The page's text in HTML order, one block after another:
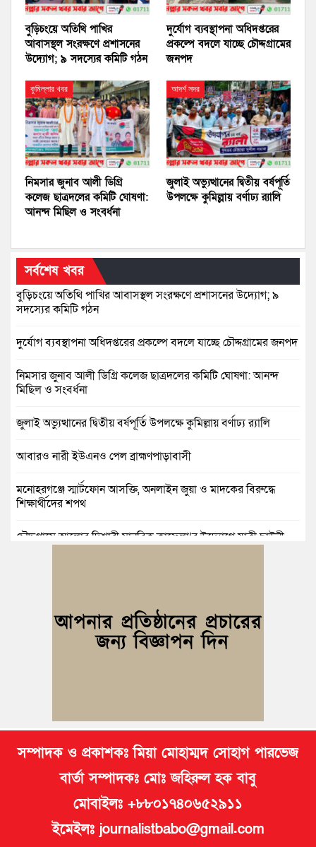
বুড়িচংয়ে অতিথি পাখির
আবাসস্থল সংরক্ষণে প্রশাসনের
উদ্যোগ; ৯ সদস্যের কমিটি গঠন
দুর্যোগ ব্যবস্থাপনা অধিদপ্তরের
প্রকল্পে বদলে যাচ্ছে চৌদ্দগ্রামের
জনপদ
কুমিল্লার খবর
নিমসার জুনাব আলী ডিগ্রি
কলেজ ছাত্রদলের কমিটি ঘোষণা:
আনন্দ মিছিল ও সংবর্ধনা
আদর্শ সদর
জুলাই অভ্যুত্থানের দ্বিতীয় বর্ষপূর্তি
উপলক্ষে কুমিল্লায় বর্ণাঢ্য র‍্যালি
সর্বশেষ খবর
বুড়িচংয়ে অতিথি পাখির আবাসস্থল সংরক্ষণে প্রশাসনের উদ্যোগ; ৯
সদস্যের কমিটি গঠন
দুর্যোগ ব্যবস্থাপনা অধিদপ্তরের প্রকল্পে বদলে যাচ্ছে চৌদ্দগ্রামের জনপদ
নিমসার জুনাব আলী ডিগ্রি কলেজ ছাত্রদলের কমিটি ঘোষণা: আনন্দ
মিছিল ও সংবর্ধনা
জুলাই অভ্যুত্থানের দ্বিতীয় বর্ষপূর্তি উপলক্ষে কুমিল্লায় বর্ণাঢ্য র‍্যালি
আবারও নারী ইউএনও পেল ব্রাহ্মণপাড়াবাসী
মনোহরগঞ্জে স্মার্টফোন আসক্তি, অনলাইন জুয়া ও মাদকের বিরুদ্ধে
শিক্ষার্থীদের শপথ
চৌদ্দগ্রামে আলোর দিশারী মানবিক কাফেলা’র উদ্যোগে যাত্রী ছাউনী
জলিল ও শাহ ইমরানের নেতৃত্বে বরুড়া উপজেলা স্বেচ্ছাসেবক দলের
আংশিক কমিটি ঘোষণা
সম্পাদক ও প্রকাশকঃ মিয়া মোহাম্মদ সোহাগ পারভেজ
বার্তা সম্পাদকঃ মোঃ জহিরুল হক বাবু
মোবাইলঃ +৮৮০১৭৪০৬৫২৯১১
ইমেইলঃ journalistbabo@gmail.com